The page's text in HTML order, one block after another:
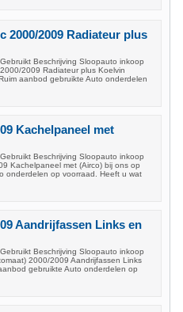
2000/2009 Radiateur plus
Beschrijving Sloopauto inkoop
2009 Radiateur plus Koelvin
aanbod gebruikte Auto onderdelen
Kachelpaneel met
Beschrijving Sloopauto inkoop
Kachelpaneel met (Airco) bij ons op
onderdelen op voorraad. Heeft u wat
Aandrijfassen Links en
Beschrijving Sloopauto inkoop
2000/2009 Aandrijfassen Links
gebruikte Auto onderdelen op